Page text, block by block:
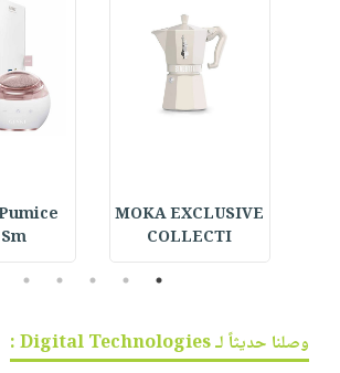
MOKA EXCLUSIVE
COLLECTI
1
2
3
4
5
وصلنا حديثاً لـ Digital Technologies :